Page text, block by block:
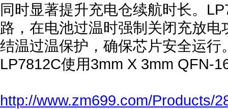
同时显著提升充电仓续航时长。
路，在电池过温时强制关闭充放
结温过温保护，确保芯片安全运
LP7812C使用3mm X 3mm QFN-
http://www.zm699.com/Products/